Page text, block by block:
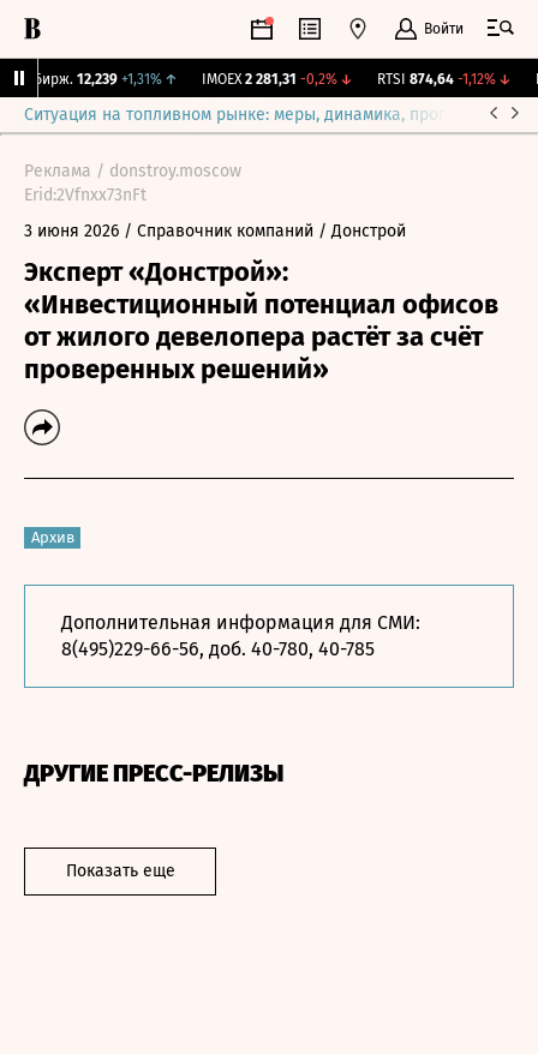
Войти
Бирж. 12,239 +1,31% ↑ IMOEX 2 281,31 -0,2%↓ RTSI 874,64 -1,12%↓
Ситуация на топливном рынке: меры, динамика, прогнозы
Реклама / donstroy.moscow
Erid:2Vfnxx73nFt
3 июня 2026 / Справочник компаний / Донстрой
Эксперт «Донстрой»:
«Инвестиционный потенциал офисов
от жилого девелопера растёт за счёт
проверенных решений»
Архив
Дополнительная информация для СМИ:
8(495)229-66-56, доб. 40-780, 40-785
ДРУГИЕ ПРЕСС-РЕЛИЗЫ
Показать еще